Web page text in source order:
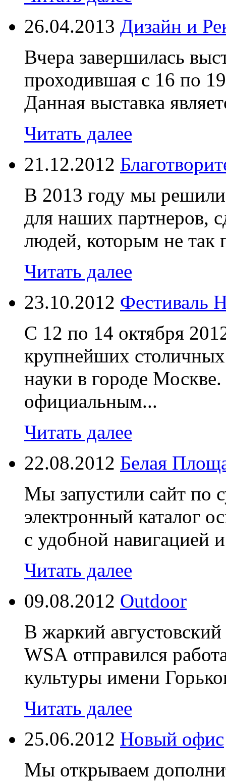
26.04.2013 Дизайн и
Вчера завершилась
проходившая с 16 по
Данная выставка
Читать далее
21.12.2012
В 2013 году мы
для наших партнеров,
людей, которым не так
Читать далее
23.10.2012 Фестиваль
С 12 по 14 октября
крупнейших
науки в городе
официальным...
Читать далее
22.08.2012 Белая
Мы запустили сайт по
электронный каталог
с удобной навигацией
Читать далее
09.08.2012 Outdoor
В жаркий августовский
WSA отправился
культуры имени
Читать далее
25.06.2012 Новый офис
Мы открываем